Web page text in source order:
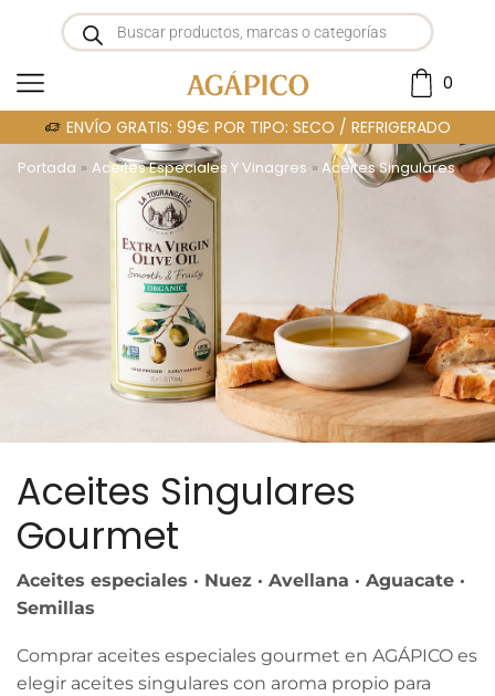
0
ENVÍO GRATIS: 99€ POR TIPO: SECO / REFRIGERADO
Portada » Aceites Especiales Y Vinagres » Aceites Singulares
Aceites Singulares
Gourmet
Aceites especiales · Nuez · Avellana · Aguacate ·
Semillas
Comprar aceites especiales gourmet en AGÁPICO es
elegir aceites singulares con aroma propio para